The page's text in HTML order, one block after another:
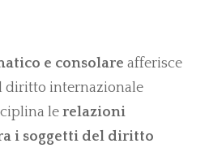
e consolare afferisce
diritto internazionale
lerelazioni
i soggetti del diritto